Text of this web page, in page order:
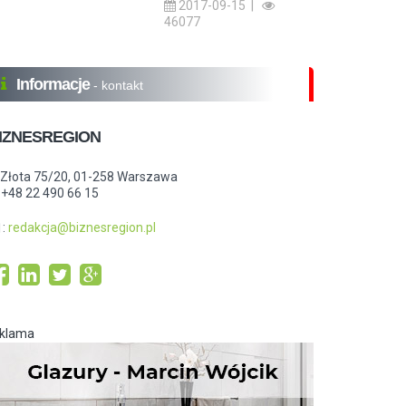
2017-09-15 |
46077
Informacje - kontakt
75/20, 01-258 Warszawa
+48 22 490 66 15
: redakcja@biznesregion.pl